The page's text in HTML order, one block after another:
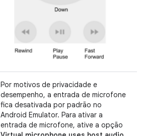
Por motivos de privacidade e
desempenho, a entrada de microfone
fica desativada por padrão no
Android Emulator. Para ativar a
entrada de microfone, ative a opção